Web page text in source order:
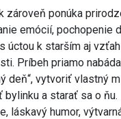
zároveň ponúka
emócií, pochopenie
úctou k starším aj
Príbeh priamo
deň“, vytvoriť vlastný
bylinku a starať sa o
láskavý humor,